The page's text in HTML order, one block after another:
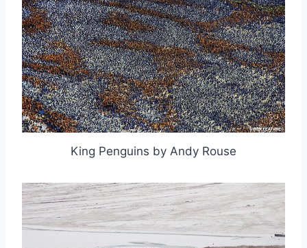
King Penguins by Andy Rouse